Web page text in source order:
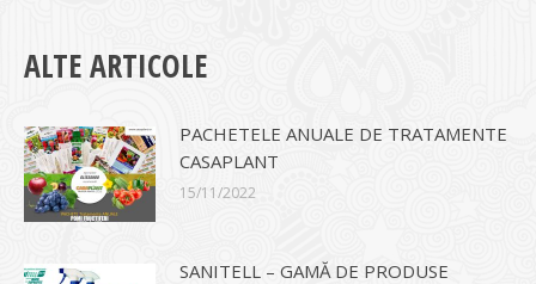
ALTE ARTICOLE
PACHETELE ANUALE DE TRATAMENTE
CASAPLANT
15/11/2022
SANITELL – GAMĂ DE PRODUSE